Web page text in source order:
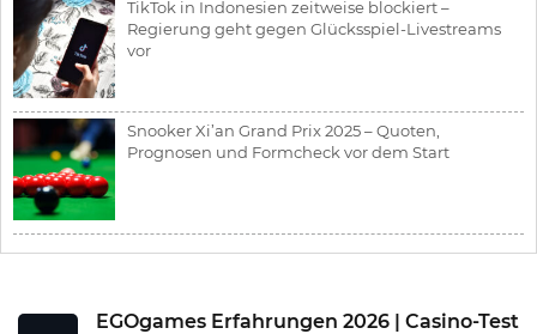
TikTok in Indonesien zeitweise blockiert –
Regierung geht gegen Glücksspiel-Livestreams
vor
Snooker Xi’an Grand Prix 2025 – Quoten,
Prognosen und Formcheck vor dem Start
EGOgames Erfahrungen 2026 | Casino-Test